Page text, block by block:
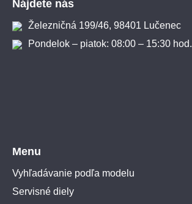
Nájdete nás
Železničná 199/46, 98401 Lučenec
Pondelok – piatok: 08:00 – 15:30 hod.
Menu
Vyhľadávanie podľa modelu
Servisné diely